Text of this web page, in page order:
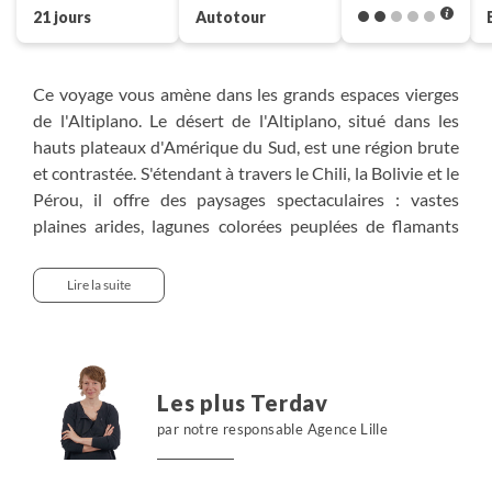
Ce voyage vous amène dans les grands espaces vierges
de l'Altiplano. Le désert de l'Altiplano, situé dans les
hauts plateaux d'Amérique du Sud, est une région brute
et contrastée. S'étendant à travers le Chili, la Bolivie et le
Pérou, il offre des paysages spectaculaires : vastes
plaines arides, lagunes colorées peuplées de flamants
sommets enneigés. Depuis San Pedro de Atacama, vous
parcourez paysages lunaires et geysers. Puis cap au nord,
Poursuite de votre aventure au lac Titicaca, plus haut lac
au monde, riche de traditions ancestrales. Puis vous vous
évadez au Machu Picchu, site emblématique et
mystérieux, qui fascinent chaque voyageur.
Lire la suite
Les plus Terdav
par notre responsable Agence Lille
21 jours Autotour